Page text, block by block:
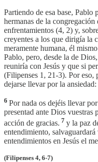
Partiendo de esa base,
hermanas de la
enfrentamientos (4, 2) y,
creyentes a los que dirigía la
meramente humana, él
Pablo, pero, desde la de
reuniría con Jesús y que si
(Filipenses 1, 21-3). Por
dejarse llevar por la ansiedad:
6 Por nada os dejéis llevar
presentad ante Dios vuestras
acción de gracias. 7 y la paz
entendimiento,
entendimientos en Jesús el
(Filipenses 4, 6-7)